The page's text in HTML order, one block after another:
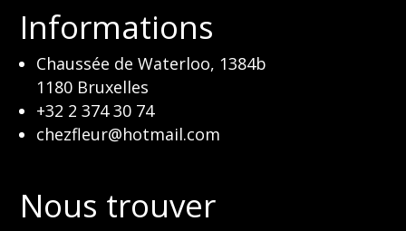
Informations
Chaussée de Waterloo, 1384b
1180 Bruxelles
+32 2 374 30 74
chezfleur@hotmail.com
Nous trouver